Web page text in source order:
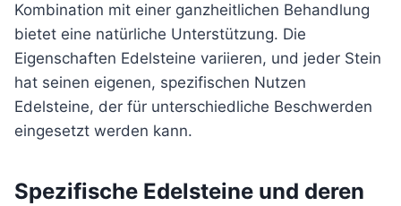
Kombination mit einer ganzheitlichen Behandlung
bietet eine natürliche Unterstützung. Die
Eigenschaften Edelsteine variieren, und jeder Stein
hat seinen eigenen, spezifischen Nutzen
Edelsteine, der für unterschiedliche Beschwerden
eingesetzt werden kann.
Spezifische Edelsteine und deren